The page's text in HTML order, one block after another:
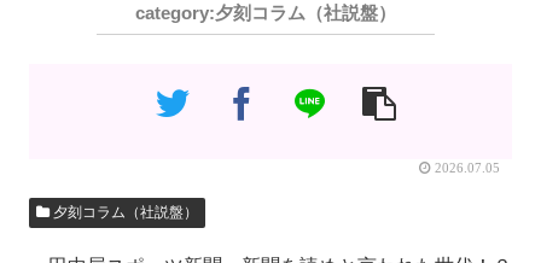
夕刻コラム（社説盤）
2026.07.05
夕刻コラム（社説盤）